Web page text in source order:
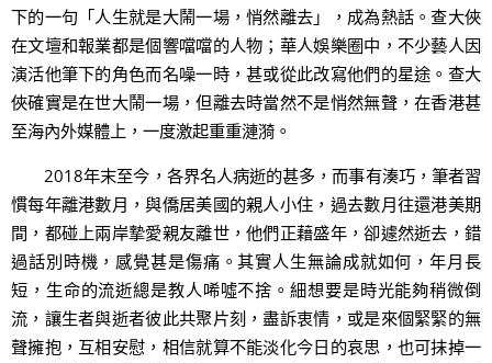
下的一句「人生就是大鬧一場，悄然離去」，成為熱話。查大俠
在文壇和報業都是個響噹噹的人物；華人娛樂圈中，不少藝人因
演活他筆下的角色而名噪一時，甚或從此改寫他們的星途。查大
俠確實是在世大鬧一場，但離去時當然不是悄然無聲，在香港甚
至海內外媒體上，一度激起重重漣漪。
2018年末至今，各界名人病逝的甚多，而事有湊巧，筆者習
慣每年離港數月，與僑居美國的親人小住，過去數月往還港美期
間，都碰上兩岸摯愛親友離世，他們正藉盛年，卻遽然逝去，錯
過話別時機，感覺甚是傷痛。其實人生無論成就如何，年月長
短，生命的流逝總是教人唏噓不捨。細想要是時光能夠稍微倒
流，讓生者與逝者彼此共聚片刻，盡訴衷情，或是來個緊緊的無
聲擁抱，互相安慰，相信就算不能淡化今日的哀思，也可抹掉一